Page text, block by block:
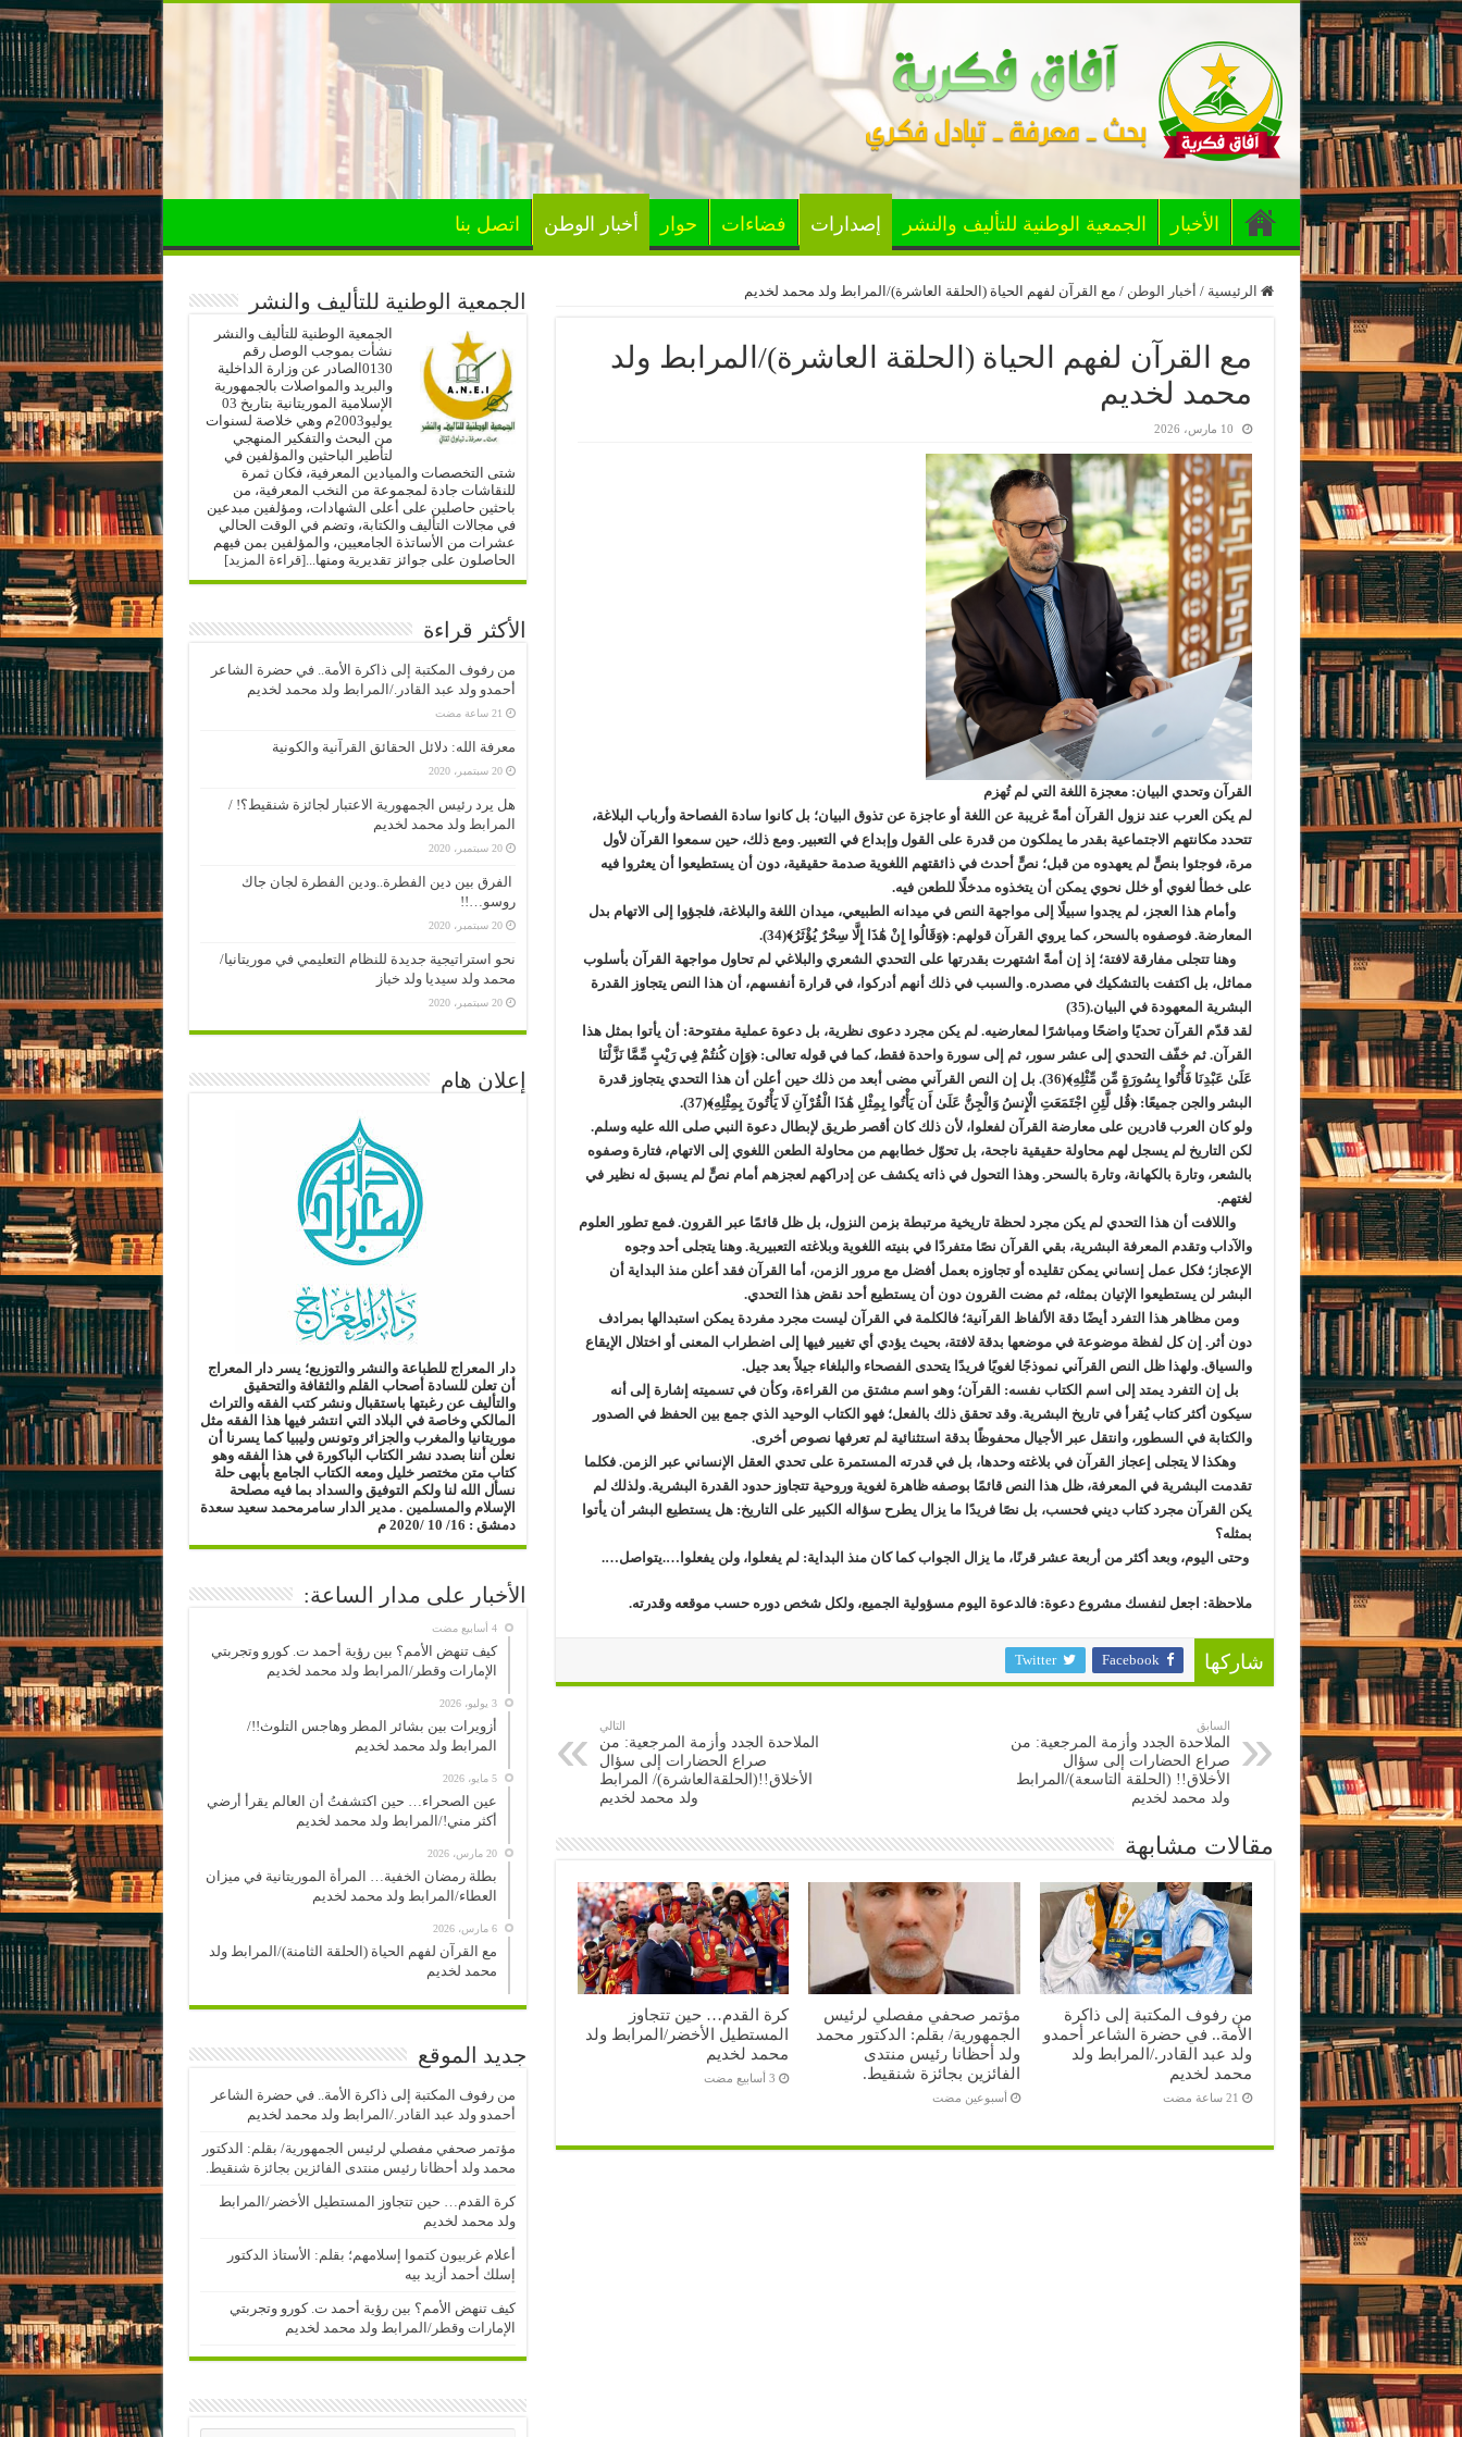
الأخبار الجمعية الوطنية للتأليف والنشر إصدارات فضاءات حوار أخبار الوطن اتصل بنا
الرئيسية / أخبار الوطن / مع القرآن لفهم الحياة (الحلقة العاشرة)/المرابط ولد محمد لخديم
مع القرآن لفهم الحياة (الحلقة العاشرة)/المرابط ولد
محمد لخديم
10 مارس، 2026
القرآن وتحدي البيان: معجزة اللغة التي لم تُهزم
لم يكن العرب عند نزول القرآن أمةً غريبة عن اللغة أو عاجزة عن تذوق البيان؛ بل كانوا سادة الفصاحة وأرباب البلاغة،
تتحدد مكانتهم الاجتماعية بقدر ما يملكون من قدرة على القول وإبداع في التعبير. ومع ذلك، حين سمعوا القرآن لأول
مرة، فوجئوا بنصٍّ لم يعهدوه من قبل؛ نصٍّ أحدث في ذائقتهم اللغوية صدمة حقيقية، دون أن يستطيعوا أن يعثروا فيه
على خطأ لغوي أو خلل نحوي يمكن أن يتخذوه مدخلًا للطعن فيه.
وأمام هذا العجز، لم يجدوا سبيلًا إلى مواجهة النص في ميدانه الطبيعي، ميدان اللغة والبلاغة، فلجؤوا إلى الاتهام بدل
المعارضة. فوصفوه بالسحر، كما يروي القرآن قولهم: ﴿وَقَالُوا إِنْ هَٰذَا إِلَّا سِحْرٌ يُؤْثَرُ﴾(34).
وهنا تتجلى مفارقة لافتة؛ إذ إن أمةً اشتهرت بقدرتها على التحدي الشعري والبلاغي لم تحاول مواجهة القرآن بأسلوب
مماثل، بل اكتفت بالتشكيك في مصدره. والسبب في ذلك أنهم أدركوا، في قرارة أنفسهم، أن هذا النص يتجاوز القدرة
البشرية المعهودة في البيان.(35)
لقد قدّم القرآن تحديًا واضحًا ومباشرًا لمعارضيه. لم يكن مجرد دعوى نظرية، بل دعوة عملية مفتوحة: أن يأتوا بمثل هذا
القرآن. ثم خفّف التحدي إلى عشر سور، ثم إلى سورة واحدة فقط، كما في قوله تعالى: ﴿وَإِن كُنتُمْ فِي رَيْبٍ مِّمَّا نَزَّلْنَا
عَلَىٰ عَبْدِنَا فَأْتُوا بِسُورَةٍ مِّن مِّثْلِهِ﴾(36). بل إن النص القرآني مضى أبعد من ذلك حين أعلن أن هذا التحدي يتجاوز قدرة
البشر والجن جميعًا: ﴿قُل لَّئِنِ اجْتَمَعَتِ الْإِنسُ وَالْجِنُّ عَلَىٰ أَن يَأْتُوا بِمِثْلِ هَٰذَا الْقُرْآنِ لَا يَأْتُونَ بِمِثْلِهِ﴾(37).
ولو كان العرب قادرين على معارضة القرآن لفعلوا، لأن ذلك كان أقصر طريق لإبطال دعوة النبي صلى الله عليه وسلم.
لكن التاريخ لم يسجل لهم محاولة حقيقية ناجحة، بل تحوّل خطابهم من محاولة الطعن اللغوي إلى الاتهام، فتارة وصفوه
بالشعر، وتارة بالكهانة، وتارة بالسحر. وهذا التحول في ذاته يكشف عن إدراكهم لعجزهم أمام نصٍّ لم يسبق له نظير في
لغتهم.
واللافت أن هذا التحدي لم يكن مجرد لحظة تاريخية مرتبطة بزمن النزول، بل ظل قائمًا عبر القرون. فمع تطور العلوم
والآداب وتقدم المعرفة البشرية، بقي القرآن نصًا متفردًا في بنيته اللغوية وبلاغته التعبيرية. وهنا يتجلى أحد وجوه
الإعجاز؛ فكل عمل إنساني يمكن تقليده أو تجاوزه بعمل أفضل مع مرور الزمن، أما القرآن فقد أعلن منذ البداية أن
البشر لن يستطيعوا الإتيان بمثله، ثم مضت القرون دون أن يستطيع أحد نقض هذا التحدي.
ومن مظاهر هذا التفرد أيضًا دقة الألفاظ القرآنية؛ فالكلمة في القرآن ليست مجرد مفردة يمكن استبدالها بمرادف
دون أثر. إن كل لفظة موضوعة في موضعها بدقة لافتة، بحيث يؤدي أي تغيير فيها إلى اضطراب المعنى أو اختلال الإيقاع
والسياق. ولهذا ظل النص القرآني نموذجًا لغويًا فريدًا يتحدى الفصحاء والبلغاء جيلاً بعد جيل.
بل إن التفرد يمتد إلى اسم الكتاب نفسه: القرآن؛ وهو اسم مشتق من القراءة، وكأن في تسميته إشارة إلى أنه
سيكون أكثر كتاب يُقرأ في تاريخ البشرية. وقد تحقق ذلك بالفعل؛ فهو الكتاب الوحيد الذي جمع بين الحفظ في الصدور
والكتابة في السطور، وانتقل عبر الأجيال محفوظًا بدقة استثنائية لم تعرفها نصوص أخرى.
وهكذا لا يتجلى إعجاز القرآن في بلاغته وحدها، بل في قدرته المستمرة على تحدي العقل الإنساني عبر الزمن. فكلما
تقدمت البشرية في المعرفة، ظل هذا النص قائمًا بوصفه ظاهرة لغوية وروحية تتجاوز حدود القدرة البشرية. ولذلك لم
يكن القرآن مجرد كتاب ديني فحسب، بل نصًا فريدًا ما يزال يطرح سؤاله الكبير على التاريخ: هل يستطيع البشر أن يأتوا
بمثله؟
وحتى اليوم، وبعد أكثر من أربعة عشر قرنًا، ما يزال الجواب كما كان منذ البداية: لم يفعلوا، ولن يفعلوا….يتواصل….
ملاحظة: اجعل لنفسك مشروع دعوة: فالدعوة اليوم مسؤولية الجميع، ولكل شخص دوره حسب موقعه وقدرته.
شاركها Facebook
Twitter
السابق
الملاحدة الجدد وأزمة المرجعية: من
صراع الحضارات إلى سؤال
الأخلاق!! (الحلقة التاسعة)/المرابط
ولد محمد لخديم
التالي
الملاحدة الجدد وأزمة المرجعية: من
صراع الحضارات إلى سؤال
الأخلاق!!(الحلقةالعاشرة)/ المرابط
ولد محمد لخديم
مقالات مشابهة
من رفوف المكتبة إلى ذاكرة
الأمة.. في حضرة الشاعر أحمدو
ولد عبد القادر./المرابط ولد
محمد لخديم
مؤتمر صحفي مفصلي لرئيس
الجمهورية/ بقلم: الدكتور محمد
ولد أحظانا رئيس منتدى
الفائزين بجائزة شنقيط.
‏أسبوعين مضت
كرة القدم… حين تتجاوز
المستطيل الأخضر/المرابط ولد
محمد لخديم
الجمعية الوطنية للتأليف والنشر
الجمعية الوطنية للتأليف والنشر
نشأت بموجب الوصل رقم
0130الصادر عن وزارة الداخلية
والبريد والمواصلات بالجمهورية
الإسلامية الموريتانية بتاريخ 03
يوليو2003م وهي خلاصة لسنوات
من البحث والتفكير المنهجي
لتأطير الباحثين والمؤلفين في
شتى التخصصات والميادين المعرفية، فكان ثمرة
للنقاشات جادة لمجموعة من النخب المعرفية، من
باحثين حاصلين على أعلى الشهادات، ومؤلفين مبدعين
في مجالات التأليف والكتابة، وتضم في الوقت الحالي
عشرات من الأساتذة الجامعيين، والمؤلفين بمن فيهم
الحاصلون على جوائز تقديرية ومنها...[قراءة المزيد]
الأكثر قراءة
من رفوف المكتبة إلى ذاكرة الأمة.. في حضرة الشاعر
أحمدو ولد عبد القادر./المرابط ولد محمد لخديم
معرفة الله: دلائل الحقائق القرآنية والكونية
20 سبتمبر، 2020
هل يرد رئيس الجمهورية الاعتبار لجائزة شنقيط؟! /
المرابط ولد محمد لخديم
20 سبتمبر، 2020
الفرق بين دين الفطرة..ودين الفطرة لجان جاك
روسو…!!
20 سبتمبر، 2020
نحو استراتيجية جديدة للنظام التعليمي في موريتانيا/
محمد ولد سيديا ولد خباز
20 سبتمبر، 2020
إعلان هام
دار المعراج للطباعة والنشر والتوزيع؛ يسر دار المعراج
أن تعلن للسادة أصحاب القلم والثقافة والتحقيق
والتأليف عن رغبتها باستقبال ونشر كتب الفقه والتراث
المالكي وخاصة في البلاد التي انتشر فيها هذا الفقه مثل
موريتانيا والمغرب والجزائر وتونس وليبيا كما يسرنا أن
نعلن أننا بصدد نشر الكتاب الباكورة في هذا الفقه وهو
كتاب متن مختصر خليل ومعه الكتاب الجامع بأبهى حلة
نسأل الله لنا ولكم التوفيق والسداد بما فيه مصلحة
الإسلام والمسلمين . مدير الدار سامرمحمد سعيد سعدة
دمشق : 16/ 10 /2020 م
الأخبار على مدار الساعة:
‏4 أسابيع مضت
كيف تنهض الأمم؟ بين رؤية أحمد ت. كورو وتجربتي
الإمارات وقطر/المرابط ولد محمد لخديم
3 يوليو، 2026
أزويرات بين بشائر المطر وهاجس التلوث!!/
المرابط ولد محمد لخديم
5 مايو، 2026
عين الصحراء… حين اكتشفتُ أن العالم يقرأ أرضي
أكثر مني!/المرابط ولد محمد لخديم
20 مارس، 2026
بطلة رمضان الخفية… المرأة الموريتانية في ميزان
العطاء/المرابط ولد محمد لخديم
6 مارس، 2026
مع القرآن لفهم الحياة (الحلقة الثامنة)/المرابط ولد
محمد لخديم
جديد الموقع
من رفوف المكتبة إلى ذاكرة الأمة.. في حضرة الشاعر
أحمدو ولد عبد القادر./المرابط ولد محمد لخديم
مؤتمر صحفي مفصلي لرئيس الجمهورية/ بقلم: الدكتور
محمد ولد أحظانا رئيس منتدى الفائزين بجائزة شنقيط.
كرة القدم… حين تتجاوز المستطيل الأخضر/المرابط
ولد محمد لخديم
أعلام غربيون كتموا إسلامهم؛ بقلم: الأستاذ الدكتور
إسلك أحمد أزيد بيه
كيف تنهض الأمم؟ بين رؤية أحمد ت. كورو وتجربتي
الإمارات وقطر/المرابط ولد محمد لخديم